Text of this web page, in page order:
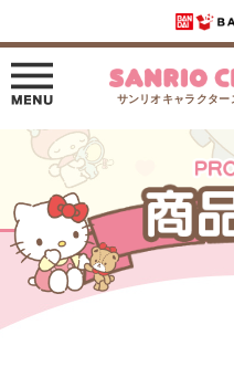
サンリオキャラクタ